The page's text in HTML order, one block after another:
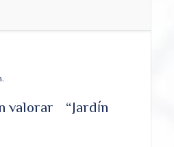
valorar “Jardín